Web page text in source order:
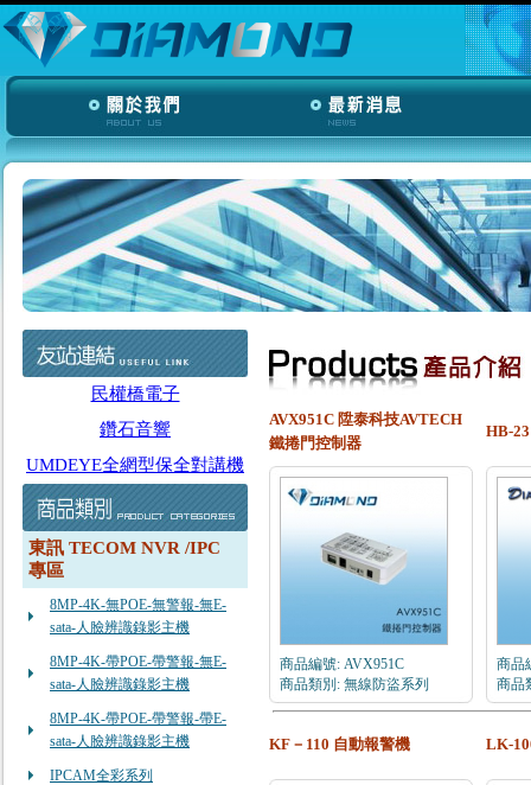
民權橋電子
鑽石音響
UMDEYE全網型保全對講機
東訊 TECOM NVR /IPC
專區
8MP-4K-無POE-無警報-無E-
sata-人臉辨識錄影主機
8MP-4K-帶POE-帶警報-無E-
sata-人臉辨識錄影主機
8MP-4K-帶POE-帶警報-帶E-
sata-人臉辨識錄影主機
IPCAM全彩系列
AVX951C 陞泰科技AVTECH
鐵捲門控制器
商品編號: AVX951C
商品類別: 無線防盜系列
HB-
商品
商品
KF－110 自動報警機 LK-